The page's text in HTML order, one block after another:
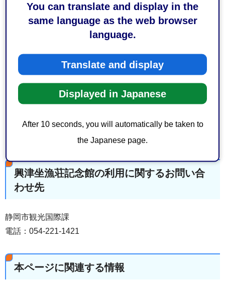
You can translate and display in the
same language as the web browser
language.
Translate and display
Displayed in Japanese
After 10 seconds, you will automatically be taken to
the Japanese page.
施設のスタッフは撮影のお手伝いはできません。あらか
じめご了承ください。
のお貸し出しはできません。
施設の破損等を生じさせた場合は損害賠償を請求させて
いただく場合がございます。
他利用者の迷惑となるような行為や、そのおそれがある
場合は利用をお断りいたします。
静岡市では撮影業者の斡旋等はしておりません。
興津坐漁荘記念館の利用に関するお問い合
わせ先
静岡市観光国際課
電話：054-221-1421
本ページに関連する情報